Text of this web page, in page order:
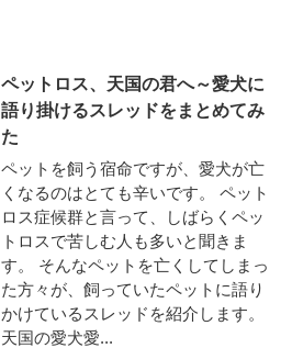
ペットロス、天国の君へ～愛犬に
語り掛けるスレッドをまとめてみ
た
ペットを飼う宿命ですが、愛犬が亡
くなるのはとても辛いです。 ペット
ロス症候群と言って、しばらくペッ
トロスで苦しむ人も多いと聞きま
す。 そんなペットを亡くしてしまっ
た方々が、飼っていたペットに語り
かけているスレッドを紹介します。
天国の愛犬愛...